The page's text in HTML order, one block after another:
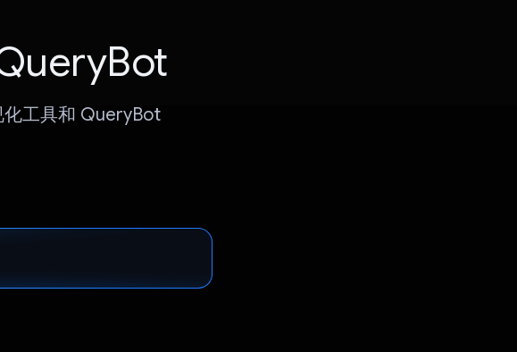
化工具和 QueryBot